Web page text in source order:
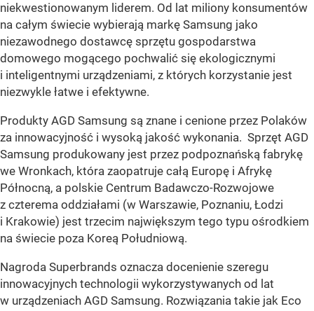
niekwestionowanym liderem. Od lat miliony konsumentów
na całym świecie wybierają markę Samsung jako
niezawodnego dostawcę sprzętu gospodarstwa
domowego mogącego pochwalić się ekologicznymi
i inteligentnymi urządzeniami, z których korzystanie jest
niezwykle łatwe i efektywne.
Produkty AGD Samsung są znane i cenione przez Polaków
za innowacyjność i wysoką jakość wykonania. Sprzęt AGD
Samsung produkowany jest przez podpoznańską fabrykę
we Wronkach, która zaopatruje całą Europę i Afrykę
Północną, a polskie Centrum Badawczo-Rozwojowe
z czterema oddziałami (w Warszawie, Poznaniu, Łodzi
i Krakowie) jest trzecim największym tego typu ośrodkiem
na świecie poza Koreą Południową.
Nagroda Superbrands oznacza docenienie szeregu
innowacyjnych technologii wykorzystywanych od lat
w urządzeniach AGD Samsung. Rozwiązania takie jak Eco